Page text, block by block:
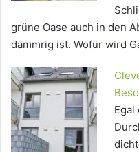
grüne Oase auch in den
dämmrig ist. Wofür wird